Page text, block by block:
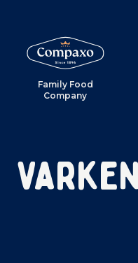
Family Food
Company